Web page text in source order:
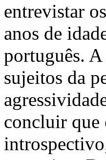
entrevistar
anos de
português. A
sujeitos da
concluir que